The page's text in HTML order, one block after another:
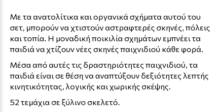
Με τα ανατολίτικα και οργανικά σχήματα αυτού του
σετ, μπορούν να χτιστούν αστραφτερές σκηνές, πόλεις
και τοπία. Η μοναδική ποικιλία σχημάτων εμπνέει τα
παιδιά να χτίζουν νέες σκηνές παιχνιδιού κάθε φορά.
Μέσα από αυτές τις δραστηριότητες παιχνιδιού, τα
παιδιά είναι σε θέση να αναπτύξουν δεξιότητες λεπτής
κινητικότητας, λογικής και χωρικής σκέψης.
52 τεμάχια σε ξύλινο σκελετό.